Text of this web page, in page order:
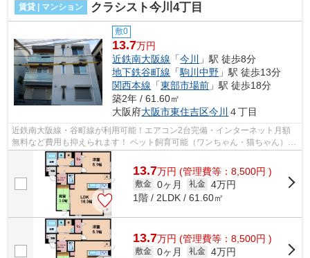
賃貸 | マンション クラシスト今川4丁目
敷0
13.7万円
近鉄南大阪線 「今川
」駅 徒歩8分
地下鉄谷町線 「駒川中野 」駅 徒歩13分
関西本線 「東部市場前 」駅 徒歩18分
築2年 / 61.60㎡
大阪府大阪市東住吉区今川 ４丁目
近鉄南大阪線・谷町線が利用可能！エアコン2台完備・インターネット月額
無料など費用も抑えられます！ ペット飼育可能（ワンちゃん・猫ちゃん）！
追い焚き機能や浴室乾燥機、宅配ボッ...
13.7万円 (管理費等：8,500円 )
敷金 0ヶ月 礼金 4万円
1階 / 2LDK / 61.60㎡
13.7万円 (管理費等：8,500円 )
敷金 0ヶ月 礼金 4万円